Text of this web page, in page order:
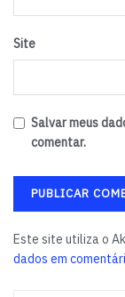
Site
Salvar meus
comentar.
Este site utiliza o
dados em